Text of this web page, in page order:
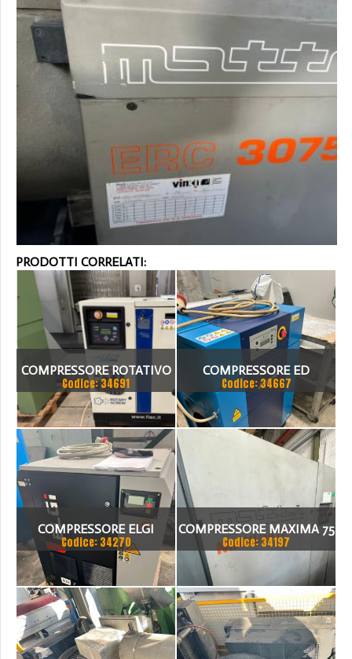
PRODOTTI CORRELATI:
COMPRESSORE ROTATIVO
SILENZIATO FIAC AIRBLOK
152BD
Codice: 34691
COMPRESSORE ED
ESSICATORE
Codice: 34667
COMPRESSORE ELGI
Codice: 34270
COMPRESSORE MAXIMA 75
Codice: 34197